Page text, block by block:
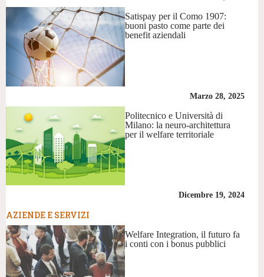
Satispay per il Como 1907:
buoni pasto come parte dei
benefit aziendali
Marzo 28, 2025
Politecnico e Università di
Milano: la neuro-architettura
per il welfare territoriale
Dicembre 19, 2024
AZIENDE E SERVIZI
Welfare Integration, il futuro fa
i conti con i bonus pubblici